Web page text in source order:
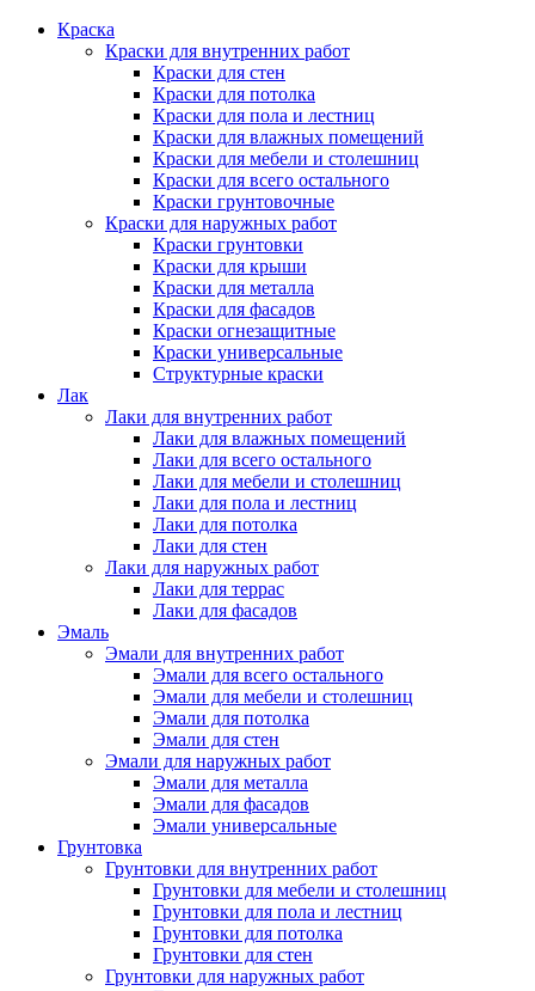
Краска
Краски для внутренних работ
Краски для стен
Краски для потолка
Краски для пола и лестниц
Краски для влажных помещений
Краски для мебели и столешниц
Краски для всего остального
Краски грунтовочные
Краски для наружных работ
Краски грунтовки
Краски для крыши
Краски для металла
Краски для фасадов
Краски огнезащитные
Краски универсальные
Структурные краски
Лак
Лаки для внутренних работ
Лаки для влажных помещений
Лаки для всего остального
Лаки для мебели и столешниц
Лаки для пола и лестниц
Лаки для потолка
Лаки для стен
Лаки для наружных работ
Лаки для террас
Лаки для фасадов
Эмаль
Эмали для внутренних работ
Эмали для всего остального
Эмали для мебели и столешниц
Эмали для потолка
Эмали для стен
Эмали для наружных работ
Эмали для металла
Эмали для фасадов
Эмали универсальные
Грунтовка
Грунтовки для внутренних работ
Грунтовки для мебели и столешниц
Грунтовки для пола и лестниц
Грунтовки для потолка
Грунтовки для стен
Грунтовки для наружных работ